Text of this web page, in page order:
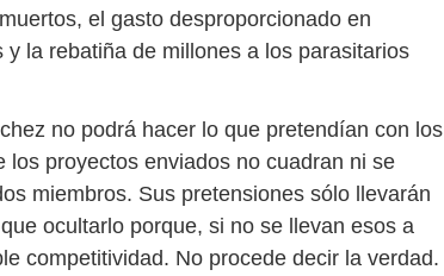
el gasto desproporcionado en
la rebatiña de millones a los parasitarios
no podrá hacer lo que pretendían con los
proyectos enviados no cuadran ni se
miembros. Sus pretensiones sólo llevarán
ocultarlo porque, si no se llevan esos a
competitividad. No procede decir la verdad.